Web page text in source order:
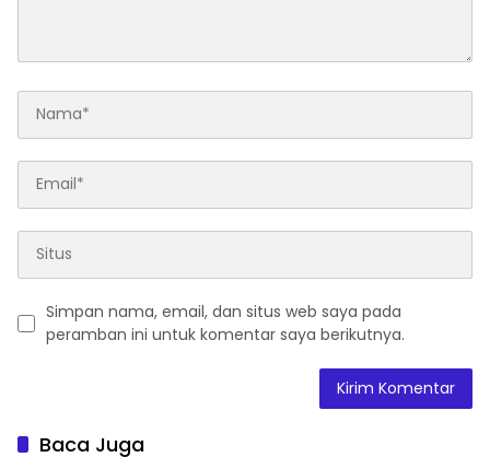
Simpan nama, email, dan situs web saya pada
peramban ini untuk komentar saya berikutnya.
Baca Juga